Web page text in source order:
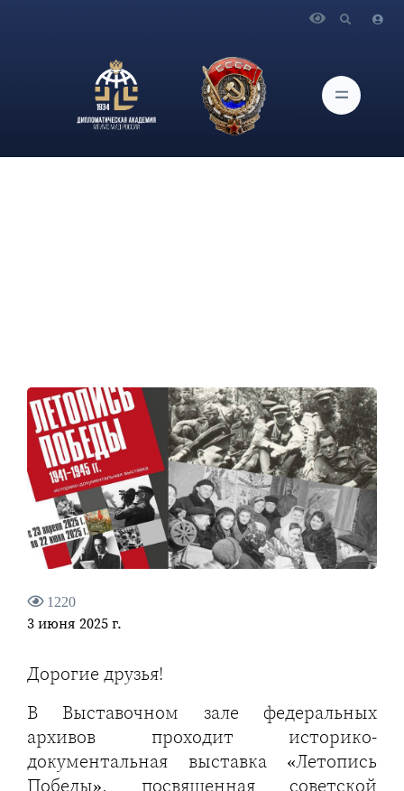
историко-документальной выставке «Летопись Победы»,
посвященной советской журналистике в годы Великой
Отечественной войны
1220
3 июня 2025 г.
Дорогие друзья!
В Выставочном зале федеральных
архивов проходит историко-
документальная выставка «Летопись
Победы», посвященная советской